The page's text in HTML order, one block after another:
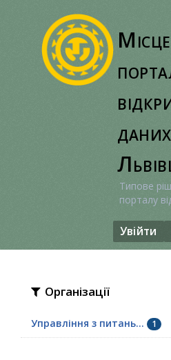
даних
Типове
порталу
Увійти
Організації
Управління з питань... 1